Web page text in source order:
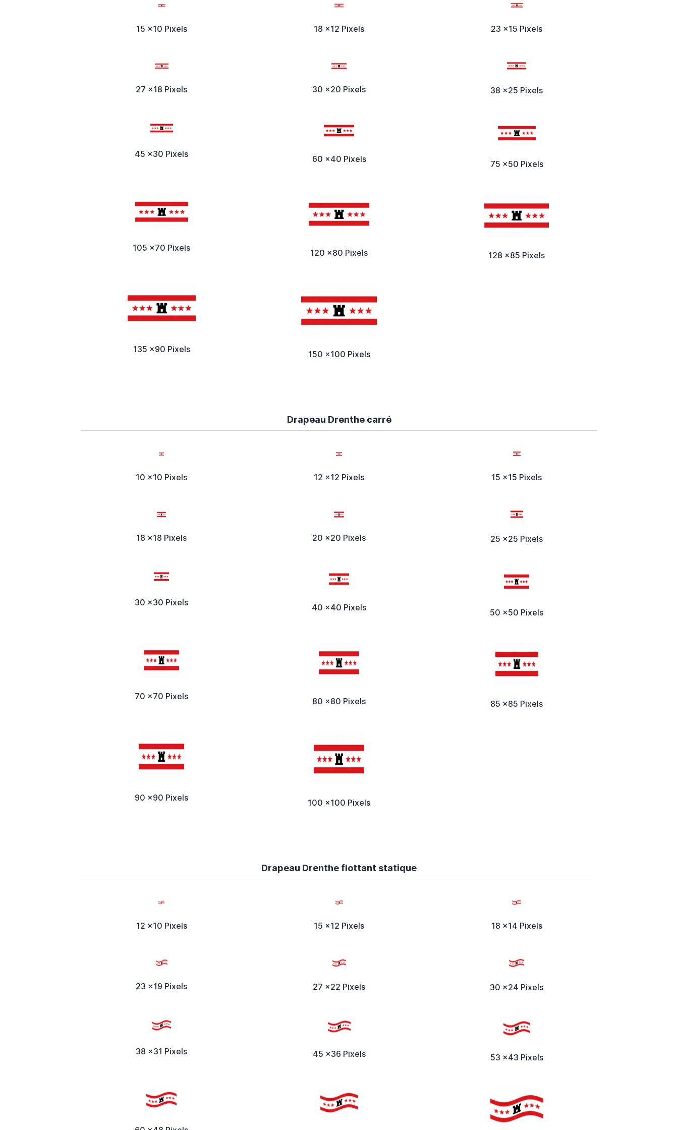
15 x10 Pixels 18 x12 Pixels 23 x15 Pixels
27 x18 Pixels 30 x20 Pixels 38 x25 Pixels
45 x30 Pixels 60 x40 Pixels 75 x50 Pixels
105 x70 Pixels 120 x80 Pixels 128 x85 Pixels
135 x90 Pixels 150 x100 Pixels
Drapeau Drenthe carré
10 x10 Pixels 12 x12 Pixels 15 x15 Pixels
18 x18 Pixels 20 x20 Pixels 25 x25 Pixels
30 x30 Pixels 40 x40 Pixels 50 x50 Pixels
70 x70 Pixels 80 x80 Pixels 85 x85 Pixels
90 x90 Pixels 100 x100 Pixels
Drapeau Drenthe flottant statique
12 x10 Pixels 15 x12 Pixels 18 x14 Pixels
23 x19 Pixels 27 x22 Pixels 30 x24 Pixels
38 x31 Pixels 45 x36 Pixels 53 x43 Pixels